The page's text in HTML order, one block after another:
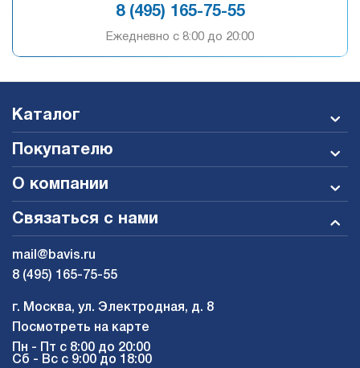
8 (495) 165-75-55
Ежедневно c 8:00 до 20:00
Каталог
Покупателю
О компании
Связаться с нами
mail@bavis.ru
8 (495) 165-75-55
г. Москва, ул. Электродная, д. 8
Посмотреть на карте
Пн - Пт с 8:00 до 20:00
Сб - Вс с 9:00 до 18:00